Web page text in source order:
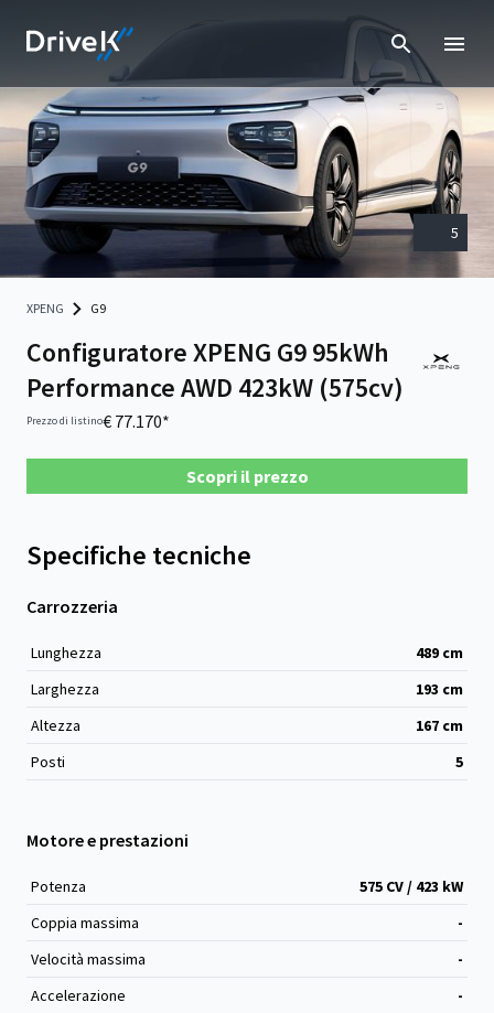
5
XPENG G9
Configuratore XPENG G9 95kWh
Performance AWD 423kW (575cv)
Prezzo di listino€ 77.170*
Scopri il prezzo
Specifiche tecniche
Carrozzeria
Lunghezza 489 cm
Larghezza
193 cm
Altezza
167 cm
Posti
5
Motore e prestazioni
Potenza
575 CV / 423 kW
Coppia massima
-
Velocità massima
-
Accelerazione
-